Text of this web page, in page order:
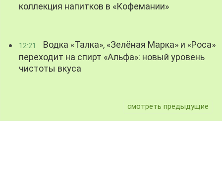
коллекция напитков в «Кофемании»
12:21
Водка «Талка», «Зелёная Марка» и «Роса»
переходит на спирт «Альфа»: новый уровень
чистоты вкуса
смотреть предыдущие